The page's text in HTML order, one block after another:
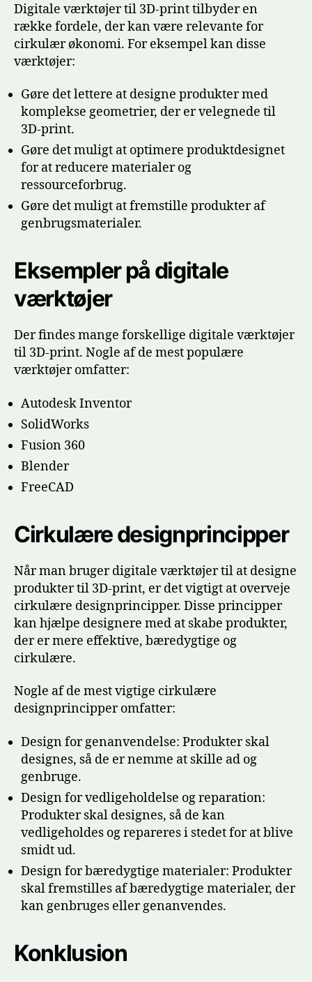
Digitale værktøjer til 3D-print tilbyder en
række fordele, der kan være relevante for
cirkulær økonomi. For eksempel kan disse
værktøjer:
Gøre det lettere at designe produkter med
komplekse geometrier, der er velegnede til
3D-print.
Gøre det muligt at optimere produktdesignet
for at reducere materialer og
ressourceforbrug.
Gøre det muligt at fremstille produkter af
genbrugsmaterialer.
Eksempler på digitale
værktøjer
Der findes mange forskellige digitale værktøjer
til 3D-print. Nogle af de mest populære
værktøjer omfatter:
Autodesk Inventor
SolidWorks
Fusion 360
Blender
FreeCAD
Cirkulære designprincipper
Når man bruger digitale værktøjer til at designe
produkter til 3D-print, er det vigtigt at overveje
cirkulære designprincipper. Disse principper
kan hjælpe designere med at skabe produkter,
der er mere effektive, bæredygtige og
cirkulære.
Nogle af de mest vigtige cirkulære
designprincipper omfatter:
Design for genanvendelse: Produkter skal
designes, så de er nemme at skille ad og
genbruge.
Design for vedligeholdelse og reparation:
Produkter skal designes, så de kan
vedligeholdes og repareres i stedet for at blive
smidt ud.
Design for bæredygtige materialer: Produkter
skal fremstilles af bæredygtige materialer, der
kan genbruges eller genanvendes.
Konklusion